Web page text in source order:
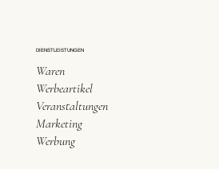
DIENSTLEISTUNGEN
Waren
Werbeartikel
Veranstaltungen
Marketing
Werbung